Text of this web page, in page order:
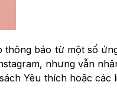
thông báo từ một số
nhưng vẫn
Yêu thích hoặc các